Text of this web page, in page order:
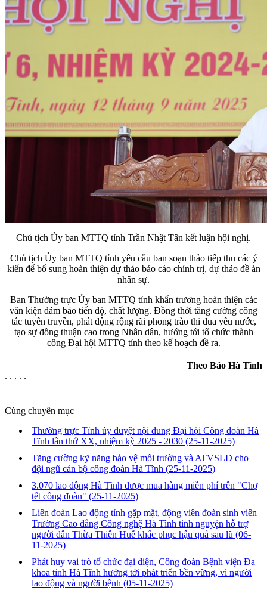
Chủ tịch Ủy ban MTTQ tỉnh Trần Nhật Tân kết luận hội nghị.
Chủ tịch Ủy ban MTTQ tỉnh yêu cầu ban soạn thảo tiếp thu các ý
kiến để bổ sung hoàn thiện dự thảo báo cáo chính trị, dự thảo đề án
nhân sự.
Ban Thường trực Ủy ban MTTQ tỉnh khẩn trương hoàn thiện các
văn kiện đảm bảo tiến độ, chất lượng. Đồng thời tăng cường công
tác tuyên truyền, phát động rộng rãi phong trào thi đua yêu nước,
tạo sự đồng thuận cao trong Nhân dân, hướng tới tổ chức thành
công Đại hội MTTQ tỉnh theo kế hoạch đề ra.
Theo Báo Hà Tĩnh
. . . . .
Cùng chuyên mục
Thường trực Tỉnh ủy duyệt nội dung Đại hội Công đoàn Hà
Tĩnh lần thứ XX, nhiệm kỳ 2025 - 2030 (25-11-2025)
Tăng cường kỹ năng bảo vệ môi trường và ATVSLĐ cho
đội ngũ cán bộ công đoàn Hà Tĩnh (25-11-2025)
3.070 lao động Hà Tĩnh được mua hàng miễn phí trên "Chợ
tết công đoàn" (25-11-2025)
Liên đoàn Lao động tỉnh gặp mặt, động viên đoàn sinh viên
Trường Cao đẳng Công nghệ Hà Tĩnh tình nguyện hỗ trợ
người dân Thừa Thiên Huế khắc phục hậu quả sau lũ (06-
11-2025)
Phát huy vai trò tổ chức đại diện, Công đoàn Bệnh viện Đa
khoa tỉnh Hà Tĩnh hướng tới phát triển bền vững, vì người
lao động và người bệnh (05-11-2025)